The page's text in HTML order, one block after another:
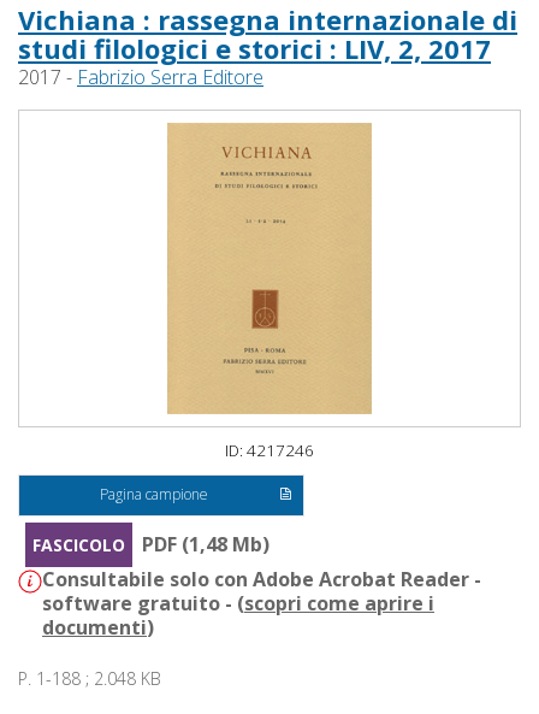
Vichiana : rassegna internazionale di
studi filologici e storici : LIV, 2, 2017
2017 - Fabrizio Serra Editore
ID: 4217246
Pagina campione
FASCICOLO
PDF (1,48 Mb)
Consultabile solo con Adobe Acrobat Reader -
software gratuito - (scopri come aprire i
documenti)
P. 1-188 ; 2.048 KB